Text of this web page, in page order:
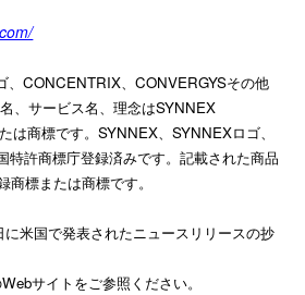
、CONCENTRIX、CONVERGYSその他
、サービス名、理念はSYNNEX
は商標です。SYNNEX、SYNNEXロゴ、
特許商標庁登録済みです。記載された商品
標または商標です。
米国で発表されたニュースリリースの抄
サイトをご参照ください。